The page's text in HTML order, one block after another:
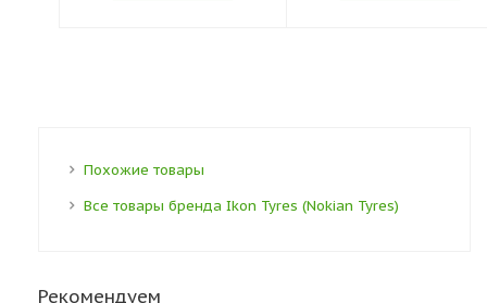
Похожие товары
Все товары бренда Ikon Tyres (Nokian Tyres)
Рекомендуем